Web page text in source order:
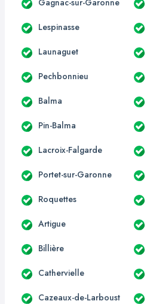
Lespinasse
Launaguet
Pechbonnieu
Balma
Pin-Balma
Lacroix-Falgarde
Portet-sur-Garonne
Roquettes
Artigue
Billière
Cathervielle
Cazeaux-de-Larboust